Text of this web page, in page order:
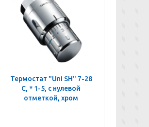
Термостат "Uni SH" 7-28
C, * 1-5, с нулевой
отметкой, хром